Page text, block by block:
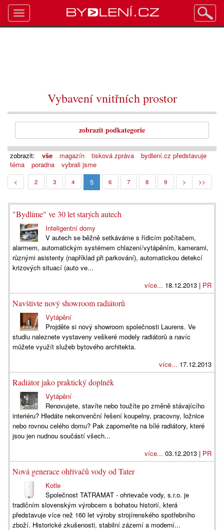
Vybavení vnitřních prostor
zobrazit podkategorie
zobrazit: vše magazín tisková zpráva
bydlení.cz představuje
téma
poradna vybrali jsme
< 2 3 4 5 6 7 8 9 > >>
"Bydlíme" ve 30 let starých autech
Inteligentní domy
V autech se běžně setkáváme s řídicím počítačem,
alarmem, automatickým systémem chlazení/vytápěním, kamerami,
různými asistenty (například při parkování), automatickou detekcí
krizových situací (auto ve...
více... 18.12.2013 | PR
Navštivte nový showroom radiátorů
Vytápění
Projděte si nový showroom společnosti Laurens. Ve
studiu naleznete vystaveny veškeré modely radiátorů a navíc
můžete využít služeb bytového architekta.
více... 17.12.2013
Radiátor jako praktický doplněk
Vytápění
Renovujete, stavíte nebo toužíte po změně stávajícího
interiéru? Hledáte nekonvenční řešení koupelny, pracovny, ložnice
nebo rovnou celého domu? Pak zapomeňte na bílé radiátory, které
jsou jen nudnou součástí všech...
více... 03.12.2013 | PR
Nová generace ohřívačů vody od Tater
Kotle
Společnost TATRAMAT - ohrievače vody, s.r.o. je
tradičním slovenským výrobcem s bohatou historií, která
představuje více než 160 let výroby strojírenského spotřebního
zboží. Historické zkušenosti, stabilní zázemí a moderní...
Toggle
navigation